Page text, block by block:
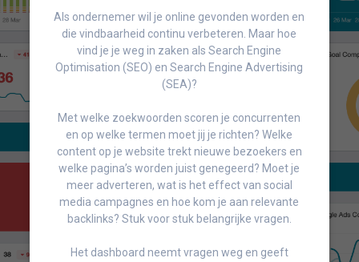
Als ondernemer wil je online gevonden worden en
die vindbaarheid continu verbeteren. Maar hoe
vind je je weg in zaken als Search Engine
Optimisation (SEO) en Search Engine Advertising
(SEA)?
Met welke zoekwoorden scoren je concurrenten
en op welke termen moet jij je richten? Welke
content op je website trekt nieuwe bezoekers en
welke pagina’s worden juist genegeerd? Moet je
meer adverteren, wat is het effect van social
media campagnes en hoe kom je aan relevante
backlinks? Stuk voor stuk belangrijke vragen.
Het dashboard neemt vragen weg en geeft